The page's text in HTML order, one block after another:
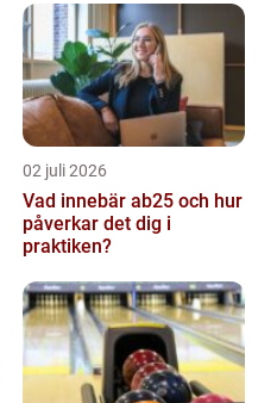
02 juli 2026
Vad innebär ab25 och hur
påverkar det dig i
praktiken?